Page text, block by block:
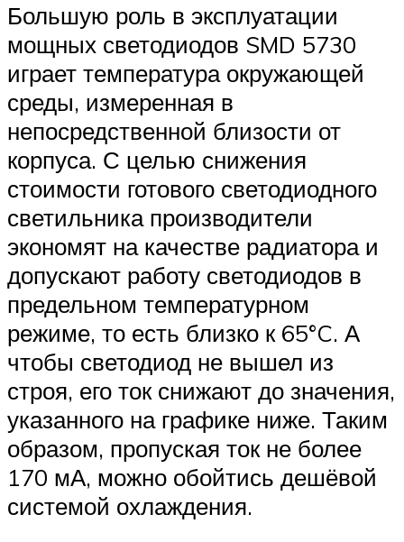
Большую роль в эксплуатации
мощных светодиодов SMD 5730
играет температура окружающей
среды, измеренная в
непосредственной близости от
корпуса. С целью снижения
стоимости готового светодиодного
светильника производители
экономят на качестве радиатора и
допускают работу светодиодов в
предельном температурном
режиме, то есть близко к 65°C. А
чтобы светодиод не вышел из
строя, его ток снижают до значения,
указанного на графике ниже. Таким
образом, пропуская ток не более
170 мА, можно обойтись дешёвой
системой охлаждения.